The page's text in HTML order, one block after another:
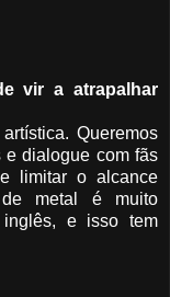
vir a atrapalhar
Queremos
e dialogue com fãs
limitar o alcance
metal é muito
e isso tem